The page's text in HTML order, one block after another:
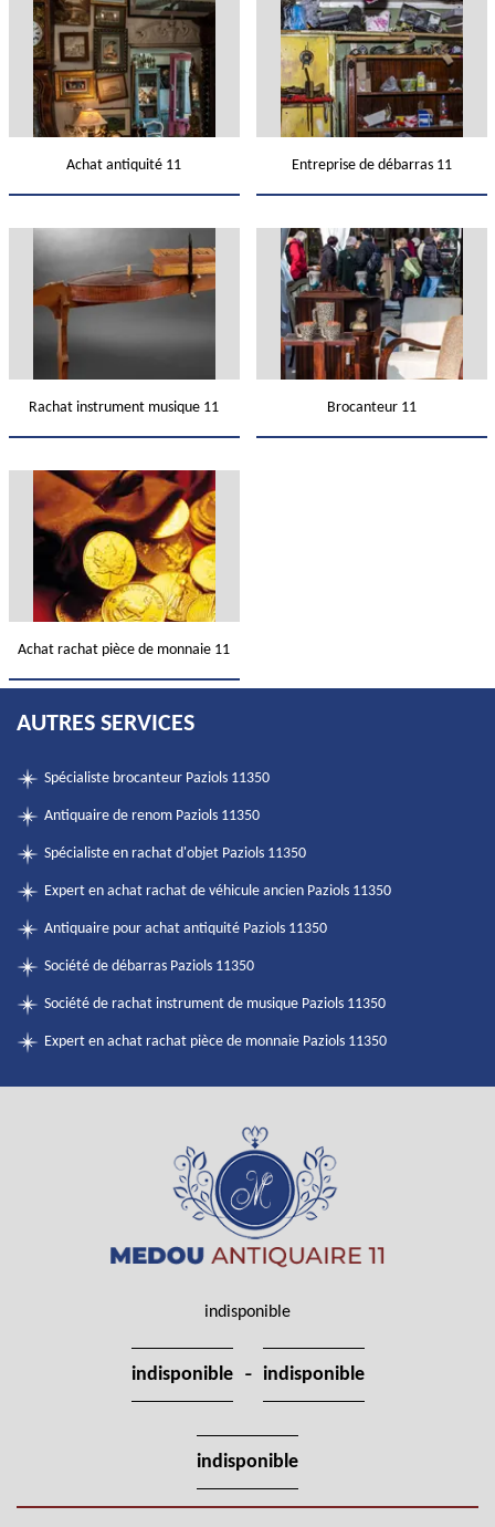
Achat antiquité 11 Entreprise de débarras 11
Rachat instrument musique 11 Brocanteur 11
Achat rachat pièce de monnaie 11
AUTRES SERVICES
Spécialiste brocanteur Paziols 11350
Antiquaire de renom Paziols 11350
Spécialiste en rachat d'objet Paziols 11350
Expert en achat rachat de véhicule ancien Paziols 11350
Antiquaire pour achat antiquité Paziols 11350
Société de débarras Paziols 11350
Société de rachat instrument de musique Paziols 11350
Expert en achat rachat pièce de monnaie Paziols 11350
indisponible
indisponible - indisponible
indisponible